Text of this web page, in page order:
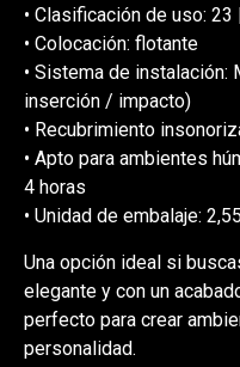
• Clasificación de uso: 23
• Colocación: flotante
• Sistema de
inserción / impacto)
• Recubrimiento
• Apto para ambientes
4 horas
• Unidad de embalaje:
Una opción ideal si
elegante y con un
perfecto para crear
personalidad.